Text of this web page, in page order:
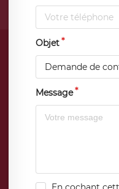
Objet
Demande de
Message